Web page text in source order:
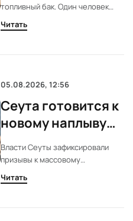
топливный бак. Один человек
погиб. Ещё один тяжело ранен.
На месте работают экстренные
Читать
05.08.2026, 12:56
Сеута готовится к
новому наплыву
мигрантов 15
августа
Власти Сеуты зафиксировали
призывы к массовому
пересечению границы. Сбор
назначен на 15 августа у
Читать